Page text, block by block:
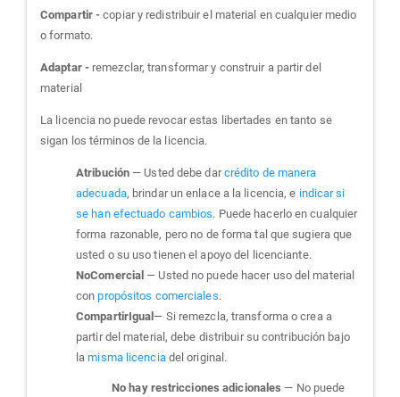
Compartir -copiar y redistribuir el material en cualquier medio
o formato.
Adaptar -remezclar, transformar y construir a partir del
material
La licencia no puede revocar estas libertades en tanto se
sigan los términos de la licencia.
Atribución — Usted debe darcrédito de manera
adecuada, brindar un enlace a la licencia, e indicar si
se han efectuado cambios. Puede hacerlo en cualquier
forma razonable, pero no de forma tal que sugiera que
usted o su uso tienen el apoyo del licenciante.
NoComercial — Usted no puede hacer uso del material
conpropósitos comerciales.
CompartirIgual — Si remezcla, transforma o crea a
partir del material, debe distribuir su contribución bajo
lamisma licenciadel original.
No hay restricciones adicionales — No puede